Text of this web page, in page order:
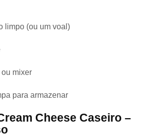
limpo (ou um voal)
mixer
para armazenar
Cheese Caseiro –